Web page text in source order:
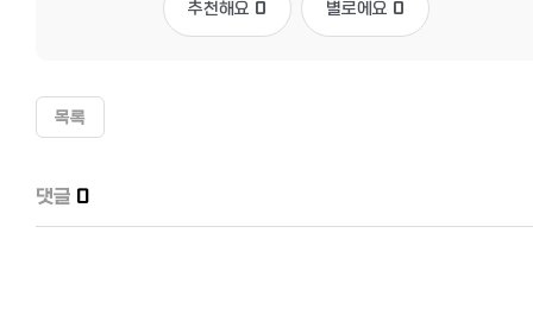
추천해요 0 별로에요 0
목록
댓글 0